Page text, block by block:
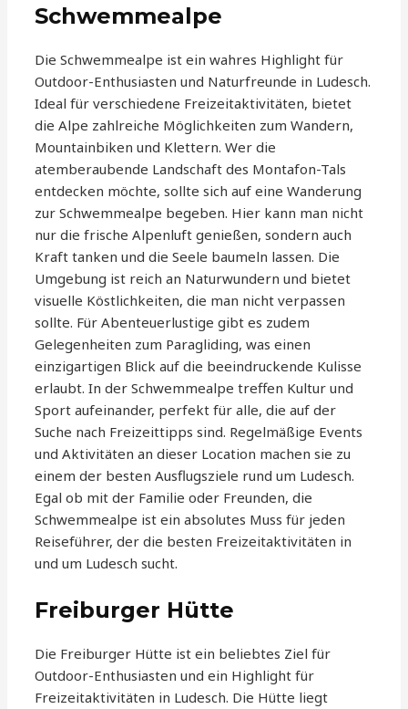
Schwemmealpe
Die Schwemmealpe ist ein wahres Highlight für
Outdoor-Enthusiasten und Naturfreunde in Ludesch.
Ideal für verschiedene Freizeitaktivitäten, bietet
die Alpe zahlreiche Möglichkeiten zum Wandern,
Mountainbiken und Klettern. Wer die
atemberaubende Landschaft des Montafon-Tals
entdecken möchte, sollte sich auf eine Wanderung
zur Schwemmealpe begeben. Hier kann man nicht
nur die frische Alpenluft genießen, sondern auch
Kraft tanken und die Seele baumeln lassen. Die
Umgebung ist reich an Naturwundern und bietet
visuelle Köstlichkeiten, die man nicht verpassen
sollte. Für Abenteuerlustige gibt es zudem
Gelegenheiten zum Paragliding, was einen
einzigartigen Blick auf die beeindruckende Kulisse
erlaubt. In der Schwemmealpe treffen Kultur und
Sport aufeinander, perfekt für alle, die auf der
Suche nach Freizeittipps sind. Regelmäßige Events
und Aktivitäten an dieser Location machen sie zu
einem der besten Ausflugsziele rund um Ludesch.
Egal ob mit der Familie oder Freunden, die
Schwemmealpe ist ein absolutes Muss für jeden
Reiseführer, der die besten Freizeitaktivitäten in
und um Ludesch sucht.
Freiburger Hütte
Die Freiburger Hütte ist ein beliebtes Ziel für
Outdoor-Enthusiasten und ein Highlight für
Freizeitaktivitäten in Ludesch. Die Hütte liegt